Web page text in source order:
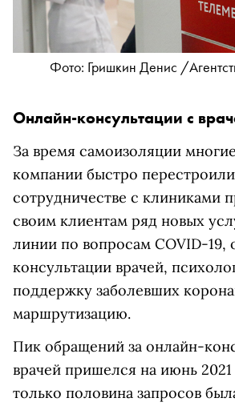
Фото: Гришкин Денис /
Онлайн-консультации с
За время самоизоляции
компании быстро
сотрудничестве с клиниками
своим клиентам ряд новых
линии по вопросам COVID-19,
консультации врачей,
поддержку заболевших
маршрутизацию.
Пик обращений за онлайн-
врачей пришелся на июнь
только половина запросов